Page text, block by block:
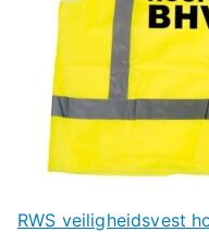
RWS veiligheidsvest